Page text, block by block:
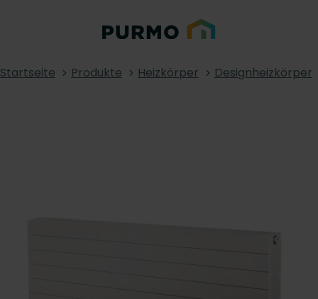
Startseite Produkte Heizkörper Designheizkörper